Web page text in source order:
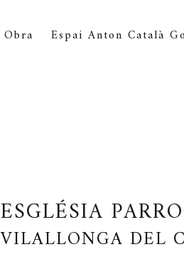
Obra Espai Anton Català
ESGLÉSIA
VILALLONGA DEL